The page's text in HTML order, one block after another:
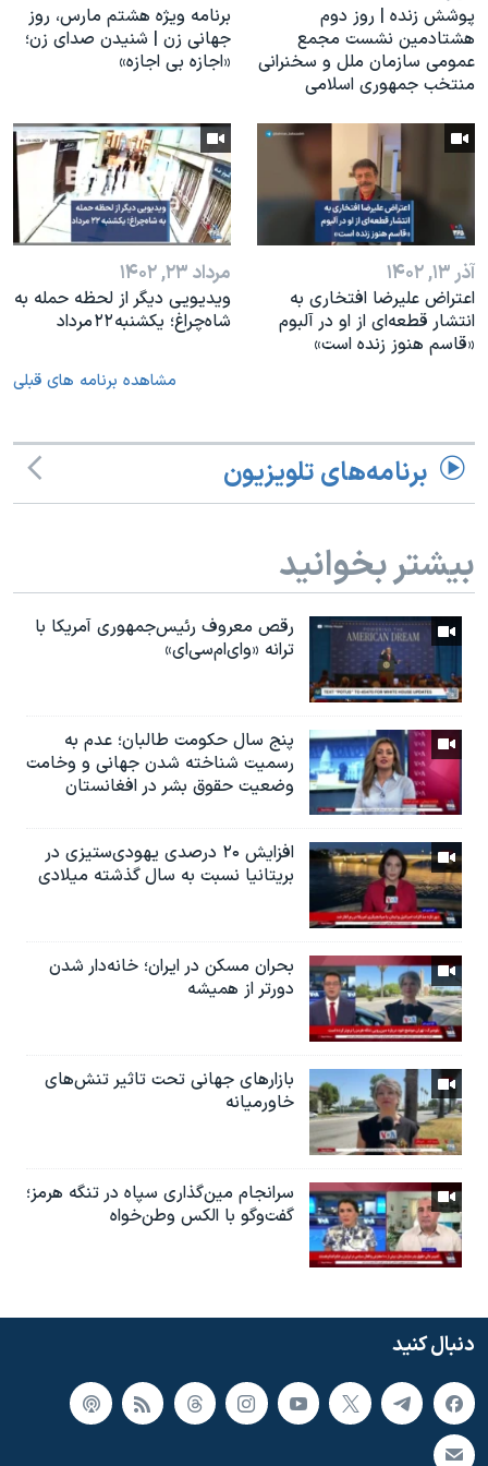
پوشش زنده | روز دوم
هشتادمین نشست مجمع
عمومی سازمان ملل و سخنرانی
منتخب جمهوری اسلامی
برنامه ویژه هشتم مارس، روز
جهانی زن | شنیدن صدای زن؛
«اجازه بی اجازه»
آذر ۱۳, ۱۴۰۲
اعتراض علیرضا افتخاری به
انتشار قطعه‌ای از او در آلبوم
«قاسم هنوز زنده است»
مرداد ۲۳, ۱۴۰۲
ویدیویی دیگر از لحظه حمله به
شاه‌چراغ؛ یکشنبه ۲۲ مرداد
مشاهده برنامه های قبلی
برنامه‌های تلویزیون
بیشتر بخوانید
رقص معروف رئیس‌جمهوری آمریکا با
ترانه «وای‌ام‌سی‌ای»
پنج سال حکومت طالبان؛ عدم به
رسمیت شناخته شدن جهانی و وخامت
وضعیت حقوق بشر در افغانستان
افزایش ۲۰ درصدی یهودی‌ستیزی در
بریتانیا نسبت به سال گذشته میلادی
بحران مسکن در ایران؛ خانه‌دار شدن
دورتر از همیشه
بازارهای جهانی تحت تاثیر تنش‌های
خاورمیانه
سرانجام مین‌گذاری‌ سپاه در تنگه هرمز؛
گفت‌وگو با الکس وطن‌خواه
دنبال کنید